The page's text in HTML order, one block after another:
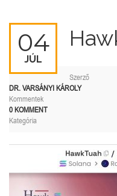
04
JÚL
Szerző
DR. VARSÁNYI KÁROLY
Kommentek
0 KOMMENT
Kategória